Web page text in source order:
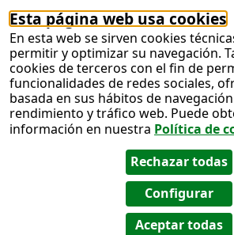
Esta página web usa cookies
En esta web se sirven cookies
permitir y optimizar su navegación.
cookies de terceros con el fin de
funcionalidades de redes sociales,
basada en sus hábitos de
rendimiento y tráfico web. Puede
información en nuestra Política de